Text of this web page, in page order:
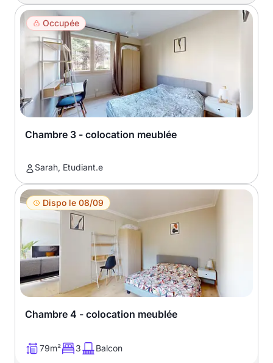
Occupée
Chambre 3 - colocation meublée
Sarah, Etudiant.e
Dispo le 08/09
Chambre 4 - colocation meublée
79m² 3 Balcon